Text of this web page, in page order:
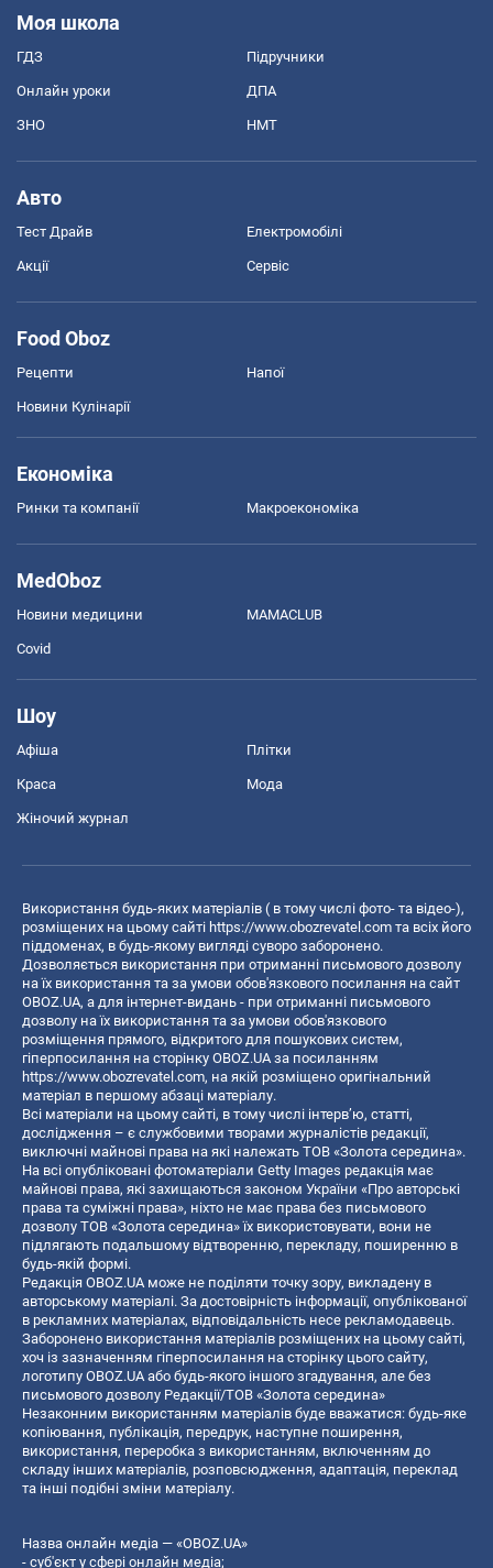
Моя школа
ГДЗ Підручники
Онлайн уроки ДПА
ЗНО НМТ
Авто
Тест Драйв Електромобілі
Акції Сервіс
Food Oboz
Рецепти Напої
Новини Кулінарії
Економіка
Ринки та компанії Макроекономіка
MedOboz
Новини медицини MAMACLUB
Covid
Шоу
Афіша Плітки
Краса Мода
Жіночий журнал
Використання будь-яких матеріалів ( в тому числі фото- та відео-),
розміщених на цьому сайті https://www.obozrevatel.com та всіх його
піддоменах, в будь-якому вигляді суворо заборонено.
Дозволяється використання при отриманні письмового дозволу
на їх використання та за умови обов'язкового посилання на сайт
OBOZ.UA, а для інтернет-видань - при отриманні письмового
дозволу на їх використання та за умови обов'язкового
розміщення прямого, відкритого для пошукових систем,
гіперпосилання на сторінку OBOZ.UA за посиланням
https://www.obozrevatel.com, на якій розміщено оригінальний
матеріал в першому абзаці матеріалу.
Всі матеріали на цьому сайті, в тому числі інтерв’ю, статті,
дослідження – є службовими творами журналістів редакції,
виключні майнові права на які належать ТОВ «Золота середина».
На всі опубліковані фотоматеріали Getty Images редакція має
майнові права, які захищаються законом України «Про авторські
права та суміжні права», ніхто не має права без письмового
дозволу ТОВ «Золота середина» їх використовувати, вони не
підлягають подальшому відтворенню, перекладу, поширенню в
будь-якій формі.
Редакція OBOZ.UA може не поділяти точку зору, викладену в
авторському матеріалі. За достовірність інформації, опублікованої
в рекламних матеріалах, відповідальність несе рекламодавець.
Заборонено використання матеріалів розміщених на цьому сайті,
хоч із зазначенням гіперпосилання на сторінку цього сайту,
логотипу OBOZ.UA або будь-якого іншого згадування, але без
письмового дозволу Редакції/ТОВ «Золота середина»
Незаконним використанням матеріалів буде вважатися: будь-яке
копiювання, публiкацiя, передрук, наступне поширення,
використання, переробка з використанням, включенням до
складу інших матеріалів, розповсюдження, адаптація, переклад
та інші подібні зміни матеріалу.
Назва онлайн медіа — «OBOZ.UA»
- суб'єкт у сфері онлайн медіа;